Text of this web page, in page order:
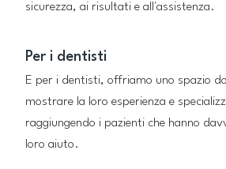
sicurezza, ai risultati e all'assistenza.
Per i dentisti
E per i dentisti, offriamo uno spazio
mostrare la loro esperienza e
raggiungendo i pazienti che hanno
loro aiuto.